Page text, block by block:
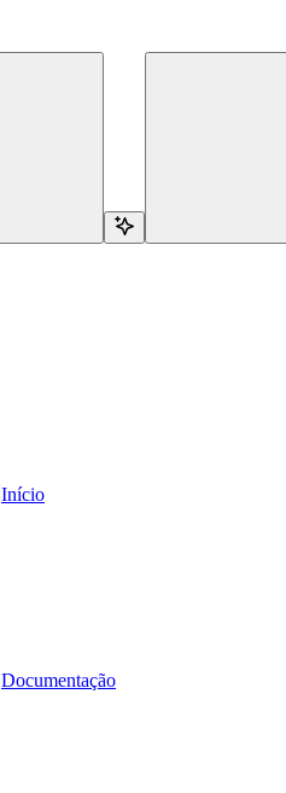
Início
Documentação